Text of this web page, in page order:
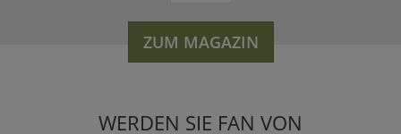
ZUM MAGAZIN
WERDEN SIE FAN VON